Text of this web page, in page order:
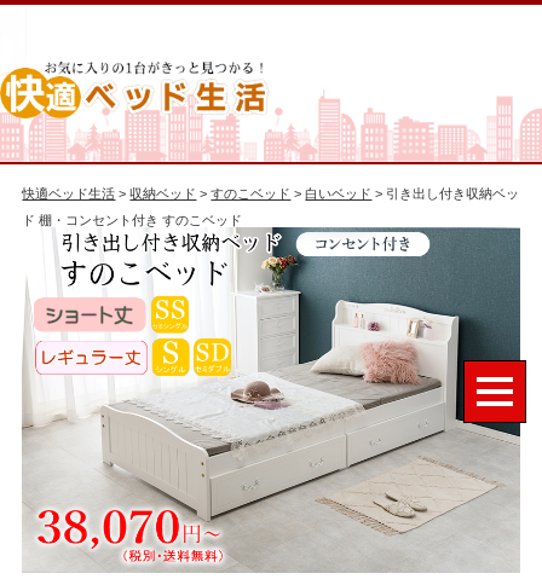
快適ベッド生活 >収納ベッド >すのこベッド >白いベッド > 引き出し付き収納ベッ
ド 棚・コンセント付き すのこベッド